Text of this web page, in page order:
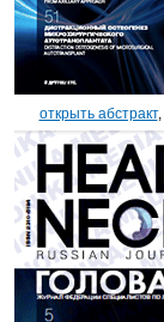
открыть абстракт,